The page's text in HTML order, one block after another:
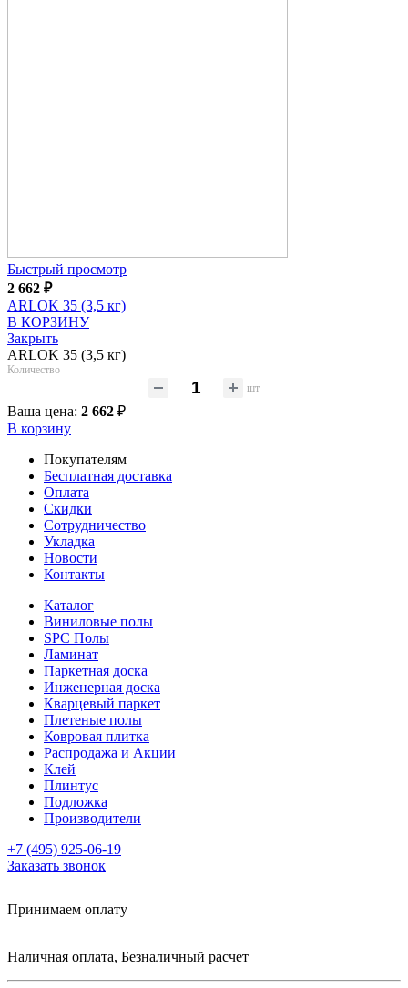
Быстрый просмотр
2 662 ₽
ARLOK 35 (3,5 кг)
В КОРЗИНУ
Закрыть
ARLOK 35 (3,5 кг)
Количество
шт
Ваша цена: 2 662 ₽
В корзину
Покупателям
Бесплатная доставка
Оплата
Скидки
Сотрудничество
Укладка
Новости
Контакты
Каталог
Виниловые полы
SPC Полы
Ламинат
Паркетная доска
Инженерная доска
Кварцевый паркет
Плетеные полы
Ковровая плитка
Распродажа и Акции
Клей
Плинтус
Подложка
Производители
+7 (495) 925-06-19
Заказать звонок
Принимаем оплату
Наличная оплата, Безналичный расчет